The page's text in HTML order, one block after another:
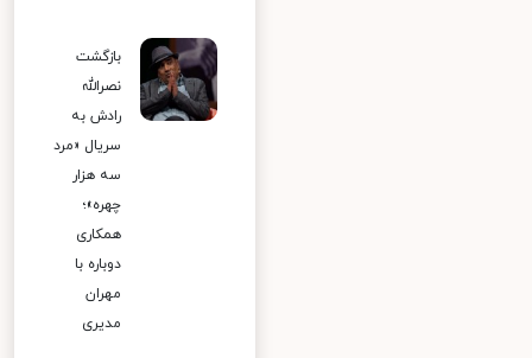
بازگشت
نصرالله
رادش به
سریال «مرد
سه هزار
چهره»؛
همکاری
دوباره با
مهران
مدیری